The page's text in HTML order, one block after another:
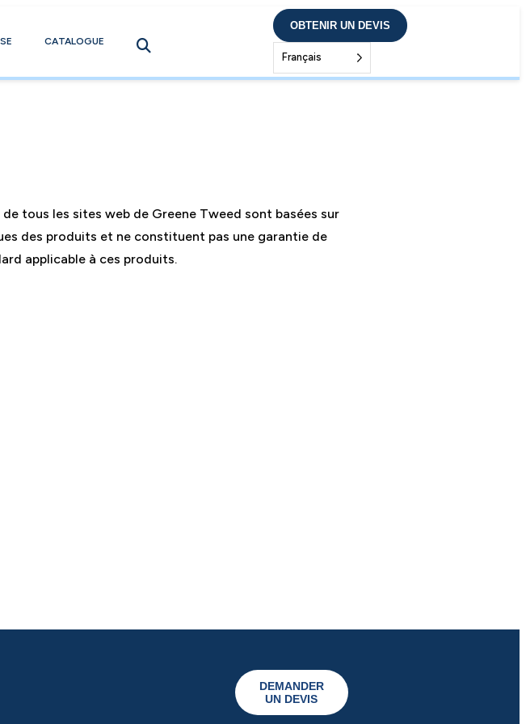
CATALOGUE
OBTENIR UN DEVIS
Français
tous les sites web de Greene Tweed sont basées sur
des produits et ne constituent pas une garantie de
applicable à ces produits.
DEMANDER
UN DEVIS